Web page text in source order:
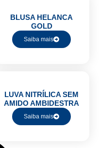
BLUSA HELANCA
GOLD
Saiba mais
LUVA NITRÍLICA SEM
AMIDO AMBIDESTRA
Saiba mais